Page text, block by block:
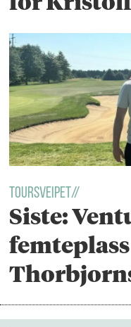
Toursveipet//
Siste: